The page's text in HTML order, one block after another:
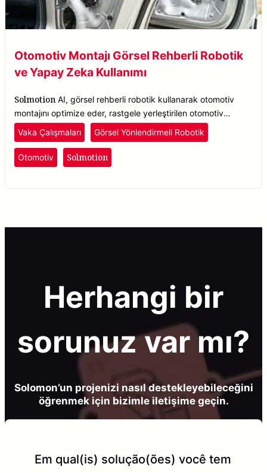
Otomotiv Montajı Görsel Rehberli Robotik
ve Yapay Zeka Kullanımı
Solmotion AI, görsel rehberli robotik kullanarak otomotiv
montajını optimize eder, rastgele yerleştirilen otomotiv
parçalarını, yönelim fark etmeksizin hassasiyetle tespit eder.
Vaka Çalışmaları Görsel Yönlendirmeli Robotik
Otomotiv Solmotion
Herhangi bir
sorunuz var mı?
Solomon’un projenizi nasıl destekleyebileceğini
öğrenmek için bizimle iletişime geçin.
Em qual(is) solução(ões) você tem